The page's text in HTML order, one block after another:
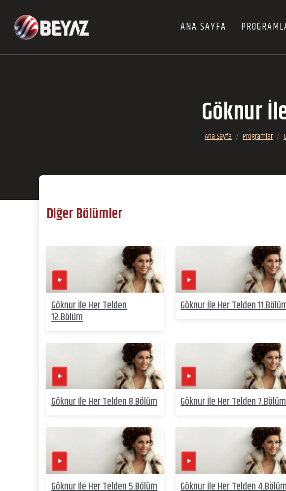
ANA SAYFA
Göknur
Ana Sayfa Programlar
Diğer Bölümler
Göknur İle Her Telden
12.Bölüm
Göknur İle Her Telden
Göknur İle Her Telden 8.Bölüm Göknur İle Her Telden 7.Bölüm
Göknur İle Her Telden 5.Bölüm Göknur İle Her Telden